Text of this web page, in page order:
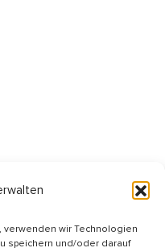
verwenden wir Technologien
speichern und/oder darauf